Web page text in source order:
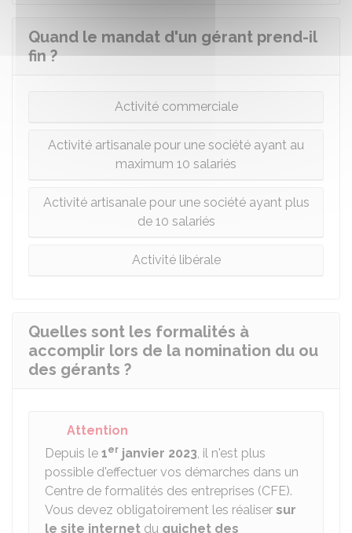
Quand le mandat d'un gérant prend-il
fin ?
Activité commerciale
Activité artisanale pour une société ayant au
maximum 10 salariés
Activité artisanale pour une société ayant plus
de 10 salariés
Activité libérale
Quelles sont les formalités à
accomplir lors de la nomination du ou
des gérants ?
Attention
Depuis le 1er janvier 2023, il n'est plus
possible d'effectuer vos démarches dans un
Centre de formalités des entreprises (CFE).
Vous devez obligatoirement les réaliser sur
le site internet du guichet des